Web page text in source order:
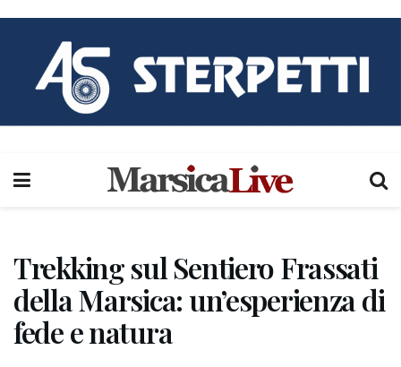
Trekking sul Sentiero Frassati
della Marsica: un’esperienza di
fede e natura